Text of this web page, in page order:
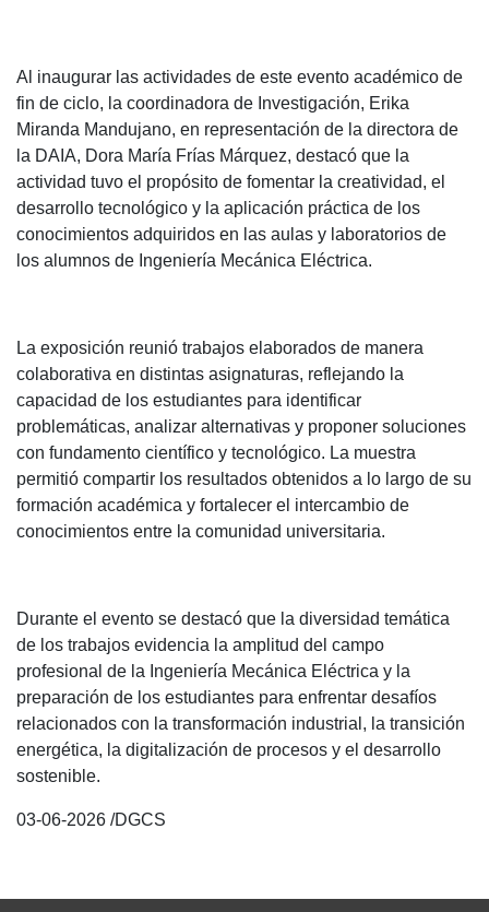
Al inaugurar las actividades de este evento académico de
fin de ciclo, la coordinadora de Investigación, Erika
Miranda Mandujano, en representación de la directora de
la DAIA, Dora María Frías Márquez, destacó que la
actividad tuvo el propósito de fomentar la creatividad, el
desarrollo tecnológico y la aplicación práctica de los
conocimientos adquiridos en las aulas y laboratorios de
los alumnos de Ingeniería Mecánica Eléctrica.
La exposición reunió trabajos elaborados de manera
colaborativa en distintas asignaturas, reflejando la
capacidad de los estudiantes para identificar
problemáticas, analizar alternativas y proponer soluciones
con fundamento científico y tecnológico. La muestra
permitió compartir los resultados obtenidos a lo largo de su
formación académica y fortalecer el intercambio de
conocimientos entre la comunidad universitaria.
Durante el evento se destacó que la diversidad temática
de los trabajos evidencia la amplitud del campo
profesional de la Ingeniería Mecánica Eléctrica y la
preparación de los estudiantes para enfrentar desafíos
relacionados con la transformación industrial, la transición
energética, la digitalización de procesos y el desarrollo
sostenible.
03-06-2026 /DGCS